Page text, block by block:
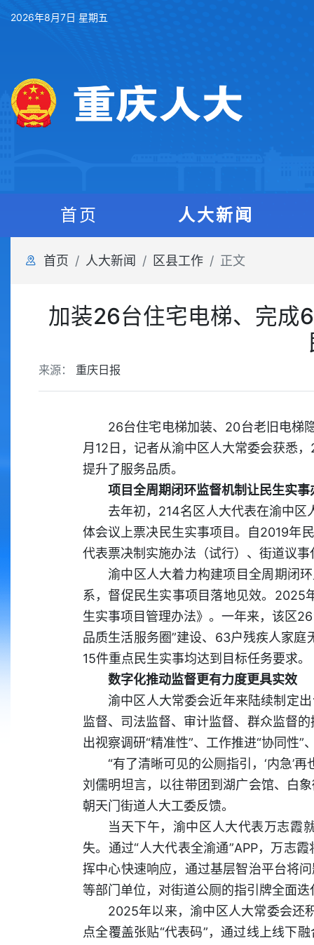
2026年8月7日 星期五
首页 人大新闻
首页 人大新闻 区县工作 正文
加装26台住宅电梯、完
来源： 重庆日报
26台住宅电梯加装、20台老旧电梯
月12日，记者从渝中区人大常委会获悉
提升了服务品质。
项目全周期闭环监督机制让民生实事
去年初，214名区人大代表在渝中
体会议上票决民生实事项目。自2019年
代表票决制实施办法（试行）、街道议
渝中区人大着力构建项目全周期闭
系，督促民生实事项目落地见效。2025
生实事项目管理办法》。一年来，该区
品质生活服务圈”建设、63户残疾人家
15件重点民生实事均达到目标任务要求。
数字化推动监督更有力度更具实效
渝中区人大常委会近年来陆续制定
监督、司法监督、审计监督、群众监督
出视察调研“精准性”、工作推进“协同性
“有了清晰可见的公厕指引，‘内急’
刘儒明坦言，以往带团到湖广会馆、白
朝天门街道人大工委反馈。
当天下午，渝中区人大代表万志霞
失。通过“人大代表全渝通”APP，万志
挥中心快速响应，通过基层智治平台将
等部门单位，对街道公厕的指引牌全面
2025年以来，渝中区人大常委会还
点全覆盖张贴“代表码”，通过线上线下